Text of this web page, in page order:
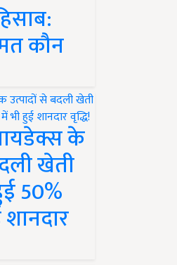
कौन
के
खेती
50%